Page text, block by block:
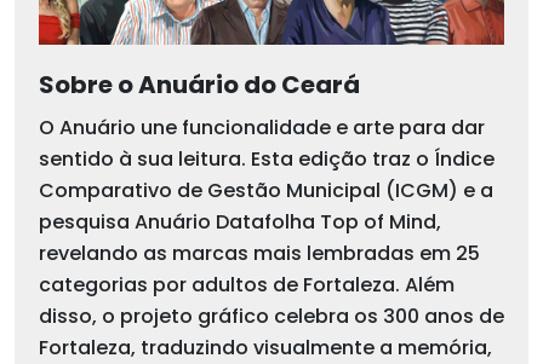
Sobre o Anuário do Ceará
O Anuário une funcionalidade e arte para dar
sentido à sua leitura. Esta edição traz o Índice
Comparativo de Gestão Municipal (ICGM) e a
pesquisa Anuário Datafolha Top of Mind,
revelando as marcas mais lembradas em 25
categorias por adultos de Fortaleza. Além
disso, o projeto gráfico celebra os 300 anos de
Fortaleza, traduzindo visualmente a memória,